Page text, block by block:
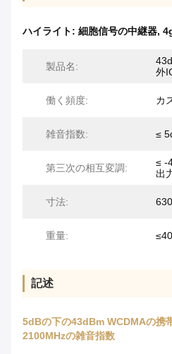
ハイライト: 細胞信号の中継器,
製品名:
外
働く頻度: カ
雑音指数: ≤
第三次の相互変調:
≤ -
出
寸法:
重量:
記述
5dBの下の43dBm WCDMAの携
2100MHzの雑音指数